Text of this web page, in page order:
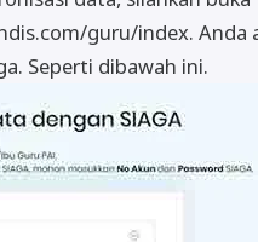
guru/index. Anda
Seperti dibawah ini.